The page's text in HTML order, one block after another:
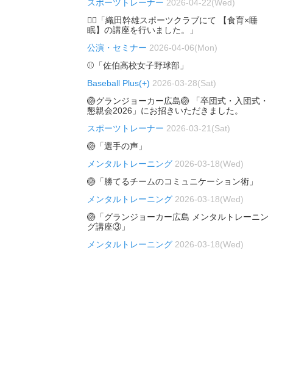
スポーツトレーナー 2026-04-22(Wed)
🏃‍♂️「織田幹雄スポーツクラブにて 【食育×睡
眠】の講座を行いました。」
公演・セミナー 2026-04-06(Mon)
⚾「佐伯高校女子野球部」
Baseball Plus(+) 2026-03-28(Sat)
🏐グランジョーカー広島🏐 「卒団式・入団式・
懇親会2026」にお招きいただきました。
スポーツトレーナー 2026-03-21(Sat)
🏐「選手の声」
メンタルトレーニング 2026-03-18(Wed)
🏐「勝てるチームのコミュニケーション術」
メンタルトレーニング 2026-03-18(Wed)
🏐「グランジョーカー広島 メンタルトレーニン
グ講座③」
メンタルトレーニング 2026-03-18(Wed)